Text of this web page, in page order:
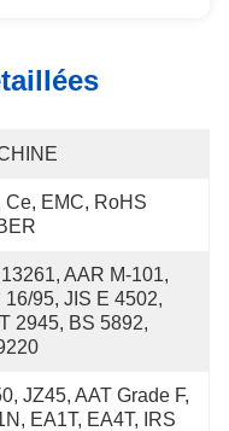
Ce, EMC, RoHS
AAR M-101,
16/95, JIS E 4502,
2945, BS 5892,
JZ45, AAT Grade F,
EA1T, EA4T, IRS